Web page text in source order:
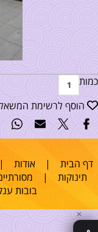
כמות
הוסף לרשימת
דף הבית |אודות
תינוקות |
בובות
✕